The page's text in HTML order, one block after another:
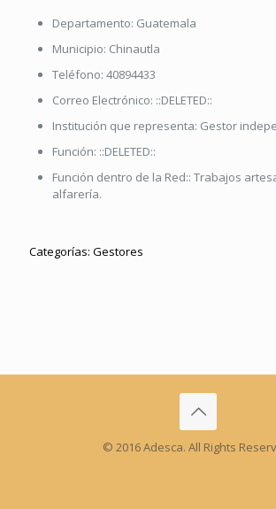
Departamento: Guatemala
Municipio: Chinautla
Teléfono: 40894433
Correo Electrónico: ::DELETED::
Institución que representa: Gestor
Función: ::DELETED::
Función dentro de la Red:: Trabajos
alfarería.
Categorías: Gestores
© 2016 Adesca. All Rights